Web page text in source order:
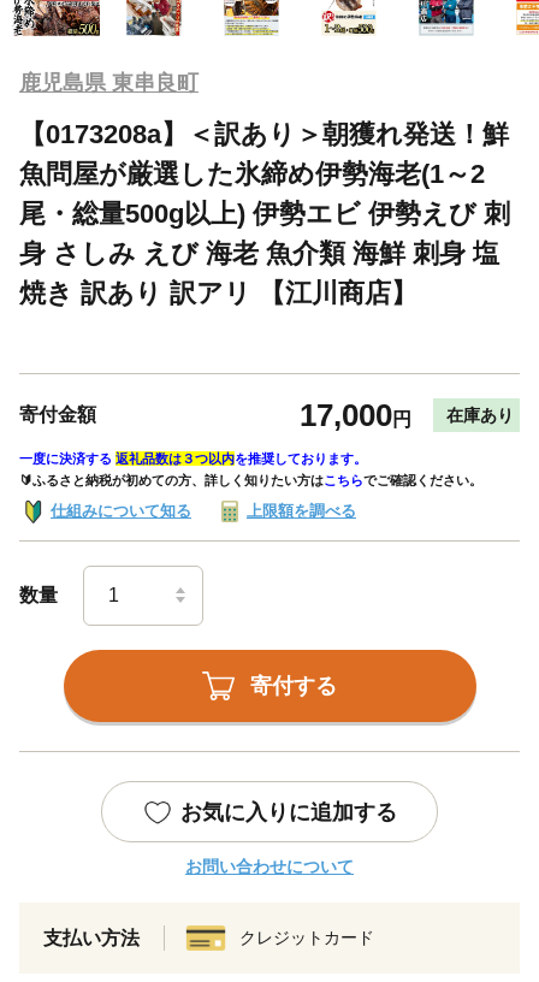
鹿児島県 東串良町
【0173208a】＜訳あり＞朝獲れ発送！鮮
魚問屋が厳選した氷締め伊勢海老(1～2
尾・総量500g以上) 伊勢エビ 伊勢えび 刺
身 さしみ えび 海老 魚介類 海鮮 刺身 塩
焼き 訳あり 訳アリ 【江川商店】
寄付金額 17,000円 在庫あり
一度に決済する 返礼品数は３つ以内を推奨しております。
🔰ふるさと納税が初めての方、詳しく知りたい方はこちらでご確認ください。
仕組みについて知る 上限額を調べる
数量
寄付する
お気に入りに追加する
お問い合わせについて
支払い方法 クレジットカード